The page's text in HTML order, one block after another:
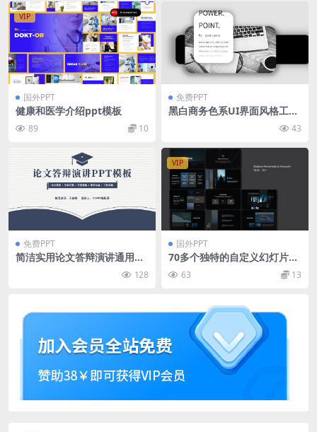
VIP
国外PPT
健康和医学介绍ppt模板
89 10
免费PPT
黑白商务色系UI界面风格工作
43
免费PPT
简洁实用论文答辩演讲通用pp
128
VIP
国外PPT
70多个独特的自定义幻灯片模
版 63 13